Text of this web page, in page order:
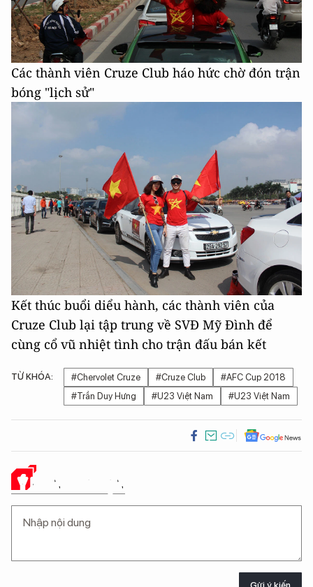
Các thành viên Cruze Club háo hức chờ đón trận
bóng "lịch sử"
Kết thúc buổi diểu hành, các thành viên của
Cruze Club lại tập trung về SVĐ Mỹ Đình để
cùng cổ vũ nhiệt tình cho trận đấu bán kết
TỪ KHÓA: #Chervolet Cruze #Cruze Club
#AFC Cup 2018
#Trần Duy Hưng
#U23 Việt Nam #U23 Việt Nam
Ý KIẾN CỦA BẠN